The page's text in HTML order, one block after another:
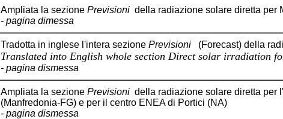
Ampliata la sezione Previsioni della radiazione solare diretta per
- pagina dimessa
Tradotta in inglese l'intera sezione Previsioni (Forecast) della
Translated into English whole section Direct solar irradiation
- pagina dismessa
Ampliata la sezione Previsioni della radiazione solare diretta per
(Manfredonia-FG) e per il centro ENEA di Portici (NA)
- pagina dismessa